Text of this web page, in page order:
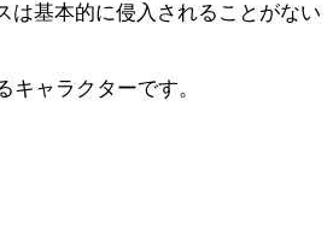
は基本的に侵入されることがない
ャラクターです。